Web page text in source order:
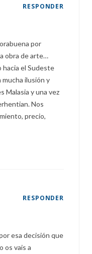
RESPONDER
por
obra de arte…
hacia el Sudeste
ilusión y
Malasia y una vez
Nos
precio,
RESPONDER
esa decisión que
os vais a